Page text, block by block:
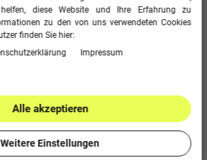
(2)
2
0
0
diese Website und Ihre Erfahrung zu
zu den von uns verwendeten Cookies
finden Sie hier:
Impressum
Alle akzeptieren
Weitere Einstellungen